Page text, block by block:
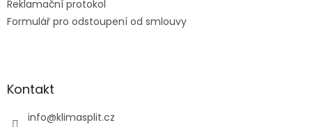
Reklamační protokol
Formulář pro odstoupení od smlouvy
Kontakt
info@klimasplit.cz